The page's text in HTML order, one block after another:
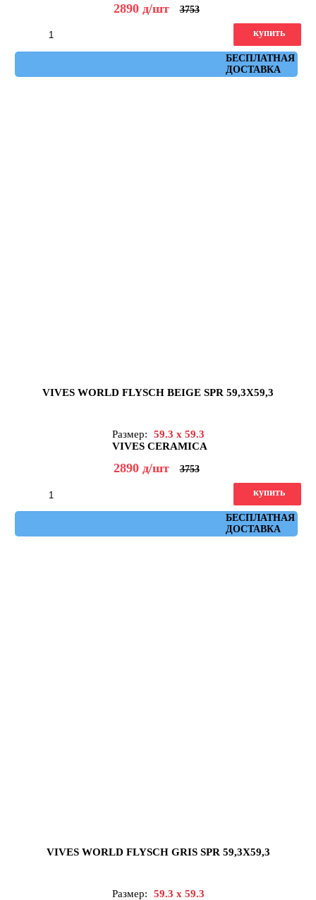
2890 д/шт 3753
БЕСПЛАТНАЯ
ДОСТАВКА
купить
Артикул: flysch_nacar_spr_59,3x59,3
VIVES WORLD FLYSCH BEIGE SPR 59,3X59,3
Размер:
59.3 x 59.3
VIVES CERAMICA
2890 д/шт 3753
БЕСПЛАТНАЯ
ДОСТАВКА
купить
Артикул: flysch_beige_spr_59,3x59,3
VIVES WORLD FLYSCH GRIS SPR 59,3X59,3
Размер: 59.3 x 59.3